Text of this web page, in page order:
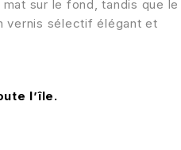
sur le fond, tandis que le
vernis sélectif élégant et
l’île.